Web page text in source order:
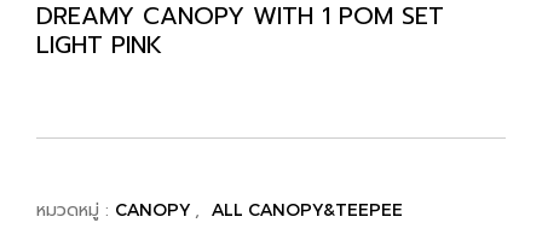
DREAMY CANOPY WITH 1 POM SET
LIGHT PINK
หมวดหมู่ : CANOPY , ALL CANOPY&TEEPEE